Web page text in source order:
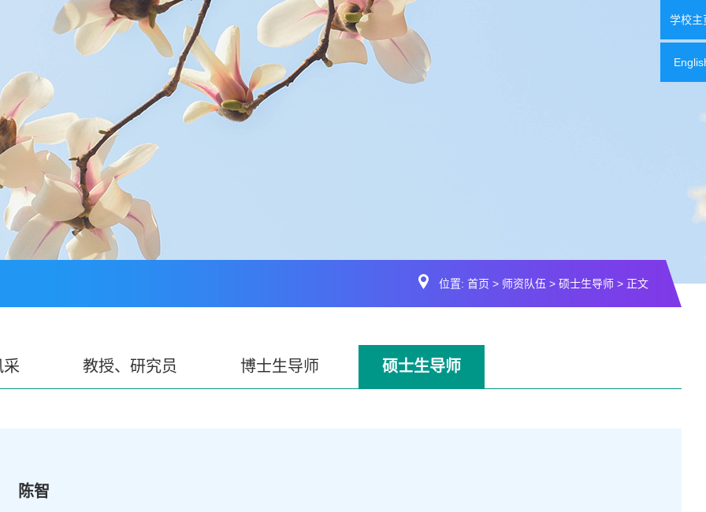
学校主
位置: 首页 > 师资队伍 > 硕士生导师 > 正文
采 教授、研究员 博士生导师 硕士生导师
陈智